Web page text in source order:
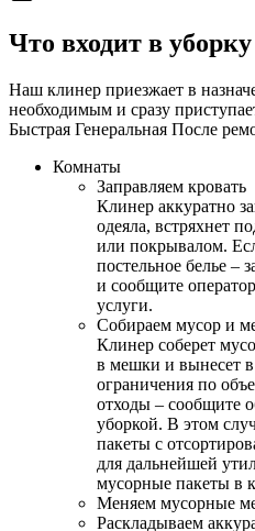
Что входит в уборку
Наш клинер приезжает в
необходимым и сразу
Быстрая Генеральная После
Комнаты
Заправляем кровать
Клинер аккуратно
одеяла, встряхнет
или покрывалом.
постельное белье –
и сообщите
услуги.
Собираем мусор и
Клинер соберет
в мешки и вынесет
ограничения по
отходы – сообщите
уборкой. В этом
пакеты с
для дальнейшей
мусорные пакеты в
Меняем мусорные
Раскладываем